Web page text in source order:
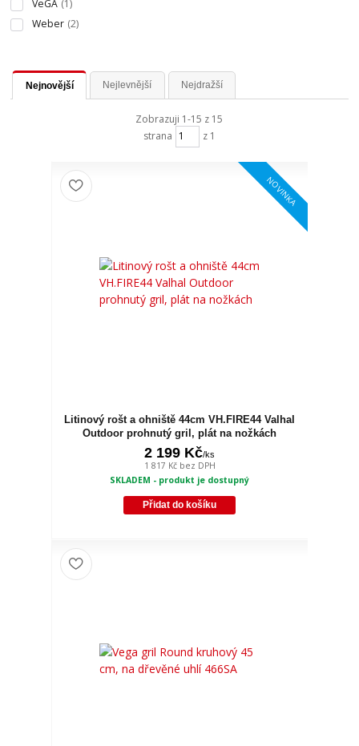
VeGA (1)
Weber (2)
Nejnovější Nejlevnější Nejdražší
Zobrazuji 1-15 z 15
strana
z 1
NOVINKA
Litinový rošt a ohniště 44cm VH.FIRE44 Valhal
Outdoor prohnutý gril, plát na nožkách
2 199 Kč/ks
1 817 Kč bez DPH
SKLADEM - produkt je dostupný
Přidat do košíku